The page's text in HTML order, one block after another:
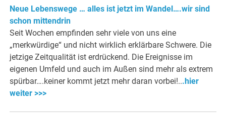
Neue Lebenswege … alles ist jetzt im Wandel….wir sind
schon mittendrin
Seit Wochen empfinden sehr viele von uns eine
„merkwürdige“ und nicht wirklich erklärbare Schwere. Die
jetzige Zeitqualität ist erdrückend. Die Ereignisse im
eigenen Umfeld und auch im Außen sind mehr als extrem
spürbar….keiner kommt jetzt mehr daran vorbei!...hier
weiter >>>